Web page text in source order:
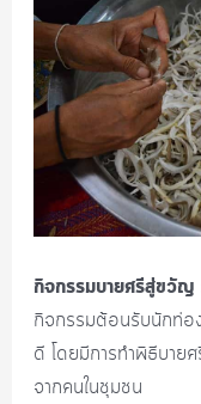
กิจกรรมบายศรีสู่ขวั
กิจกรรมต้อนรับนักท่อ
ดี โดยมีการทำพิธีบาย
จากคนในชุมชน